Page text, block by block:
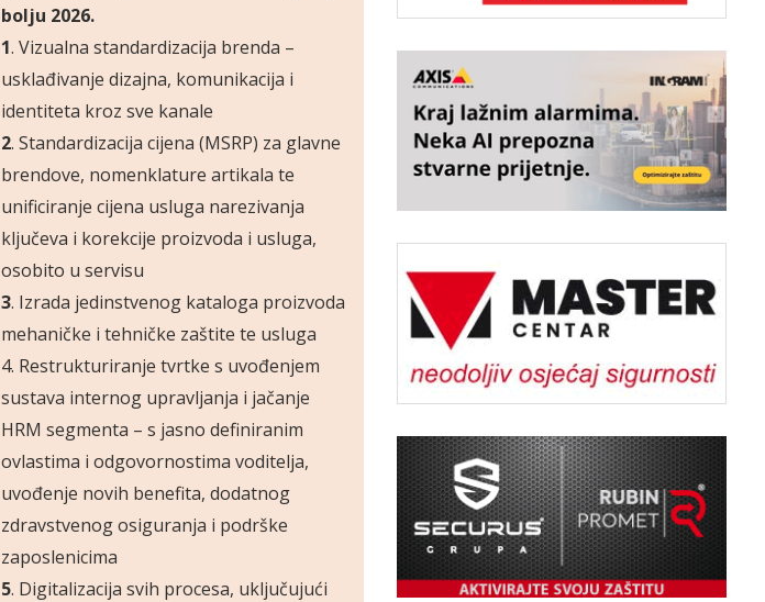
bolju 2026.
1. Vizualna standardizacija brenda –
usklađivanje dizajna, komunikacija i
identiteta kroz sve kanale
2. Standardizacija cijena (MSRP) za glavne
brendove, nomenklature artikala te
unificiranje cijena usluga narezivanja
ključeva i korekcije proizvoda i usluga,
osobito u servisu
3. Izrada jedinstvenog kataloga proizvoda
mehaničke i tehničke zaštite te usluga
4. Restrukturiranje tvrtke s uvođenjem
sustava internog upravljanja i jačanje
HRM segmenta – s jasno definiranim
ovlastima i odgovornostima voditelja,
uvođenje novih benefita, dodatnog
zdravstvenog osiguranja i podrške
zaposlenicima
5. Digitalizacija svih procesa, uključujući